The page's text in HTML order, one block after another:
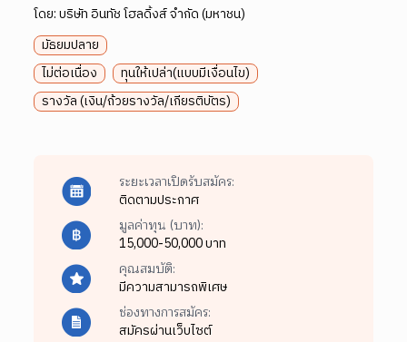
โดย:บริษัท อินทัช โฮลดิ้งส์ จำกัด (มหาชน)
มัธยมปลาย
ไม่ต่อเนื่อง
ทุนให้เปล่า(แบบมีเงื่อนไข)
รางวัล (เงิน/ถ้วยรางวัล/เกียรติบัตร)
ระยะเวลาเปิดรับสมัคร:
ติดตามประกาศ
มูลค่าทุน (บาท):
15,000-50,000 บาท
คุณสมบัติ:
มีความสามารถพิเศษ
ช่องทางการสมัคร:
สมัครผ่านเว็บไซต์